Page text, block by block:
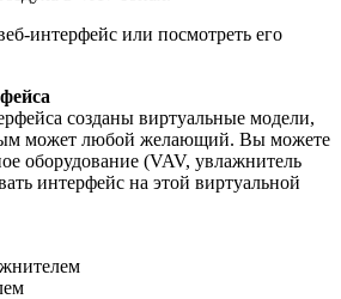
интерфейс или посмотреть его
созданы виртуальные модели,
может любой желающий. Вы можете
оборудование (VAV, увлажнитель
интерфейс на этой виртуальной